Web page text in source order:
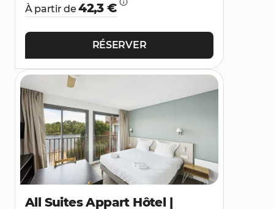
À partir de42,3 €
RÉSERVER
All Suites Appart Hôtel |